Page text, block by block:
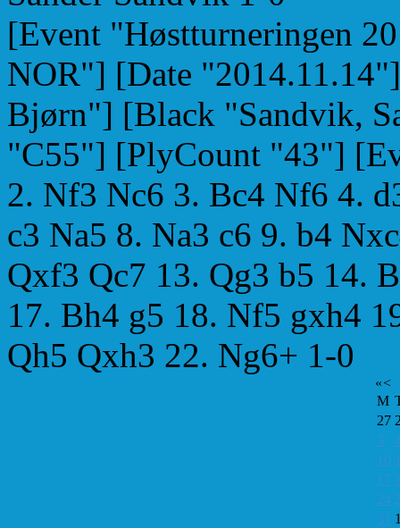
[Event "Høstturneringen
NOR"] [Date
Bjørn"] [Black "Sandvik,
"C55"] [PlyCount "43"]
2. Nf3 Nc6 3. Bc4 Nf6 4.
c3 Na5 8. Na3 c6 9. b4
Qxf3 Qc7 13. Qg3 b5 14.
17. Bh4 g5 18. Nf5 gxh4
Qh5 Qxh3 22. Ng6+ 1-0
«<
M
27
3
10
17
24
31